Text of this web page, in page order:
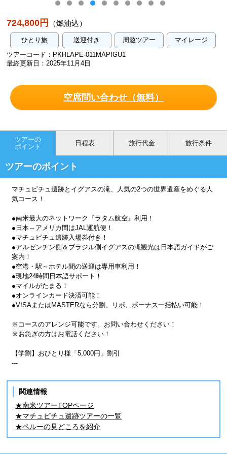
724,800円 （燃油込）
ひとり旅 送迎付き 周遊ツアー
マイレージ
ツアーコード：PKHLAPE-011MAPIGU1
最終更新日：2025年11月4日
空席問い合わせ（無料）
ツアーの
ポイント
日程表 旅行代金 旅行条件
ツアーのポイント
マチュピチュ遺跡とイグアスの滝、人気の2つの世界遺産をめぐる人
気コース！
●南米最大のネットワーク『ラタム航空』利用！
●日本⇔アメリカ間はJAL運航便！
●マチュピチュ遺跡入場券付き！
●アルゼンチン側＆ブラジル側イグアスの滝観光は日本語ガイドがご
案内！
●空港・駅～ホテル間の送迎は専用車利用！
●現地24時間日本語サポート！
●マイルがたまる！
●オンラインカード決済可能！
●VISAまたはMASTERなら分割、リボ、ボーナス一括払い可能！
※コースのアレンジ可能です。お問い合わせください！
※お急ぎの方はお電話ください！
【学割】おひとり様「5,000円」割引
---
関連情報
★南米ツアーTOPページ
★マチュピチュ遺跡ツアーの一覧
★ペルーの見どころを紹介